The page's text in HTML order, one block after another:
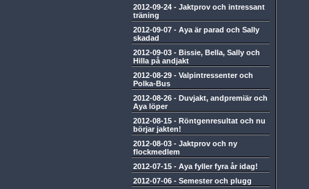
2012-09-24 - Jaktprov och intressant
träning
2012-09-07 - Aya är parad och Sally
skadad
2012-09-03 - Bissie, Bella, Sally och
Hilla på andjakt
2012-08-29 - Valpintressenter och
Polka-Bus
2012-08-26 - Duvjakt, andpremiär och
Aya löper
2012-08-15 - Röntgenresultat och nu
börjar jakten!
2012-08-03 - Jaktprov och ny
flockmedlem
2012-07-15 - Aya fyller fyra år idag!
2012-07-06 - Semester och plugg